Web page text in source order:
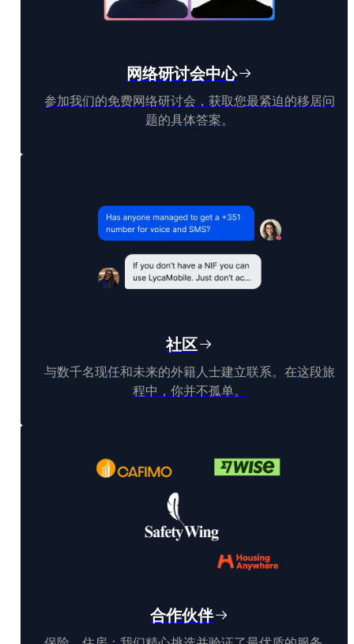
网络研讨会中心
参加我们的免费网络研讨会，获取您最紧迫的移居问
题的具体答案。
社区
与数千名现任和未来的外籍人士建立联系。在这段旅
程中，你并不孤单。
合作伙伴